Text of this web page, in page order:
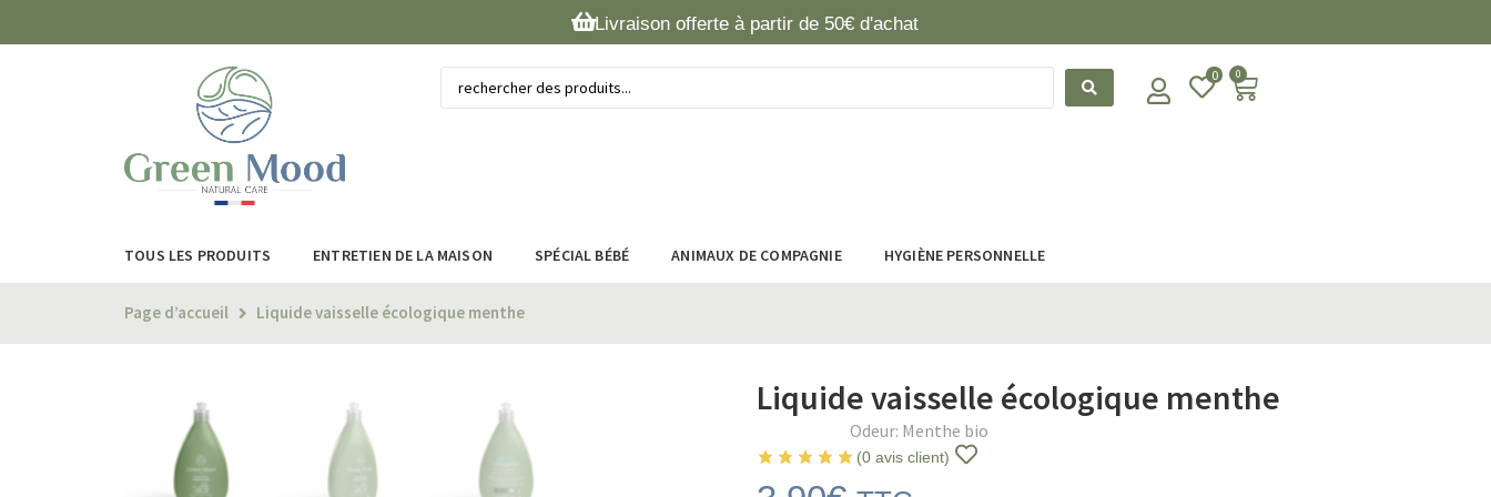
Livraison offerte à partir de 50€ d'achat
0 0
TOUS LES PRODUITS ENTRETIEN DE LA MAISON SPÉCIAL BÉBÉ ANIMAUX DE COMPAGNIE HYGIÈNE PERSONNELLE
Page d’accueil Liquide vaisselle écologique menthe
Liquide vaisselle écologique menthe
Odeur: Menthe bio
(0 avis client)